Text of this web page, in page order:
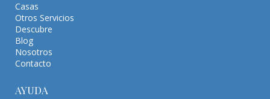
Casas
Otros Servicios
Descubre
Blog
Nosotros
Contacto
AYUDA